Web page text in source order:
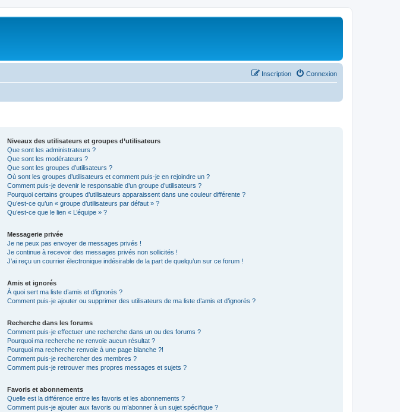
Connexion
Inscription
Niveaux des utilisateurs et groupes d’utilisateurs
Que sont les administrateurs ?
Que sont les modérateurs ?
Que sont les groupes d’utilisateurs ?
Où sont les groupes d’utilisateurs et comment puis-je en rejoindre un ?
Comment puis-je devenir le responsable d’un groupe d’utilisateurs ?
Pourquoi certains groupes d’utilisateurs apparaissent dans une couleur différente ?
Qu’est-ce qu’un « groupe d’utilisateurs par défaut » ?
Qu’est-ce que le lien « L’équipe » ?
Messagerie privée
Je ne peux pas envoyer de messages privés !
Je continue à recevoir des messages privés non sollicités !
J’ai reçu un courrier électronique indésirable de la part de quelqu’un sur ce forum !
Amis et ignorés
À quoi sert ma liste d’amis et d’ignorés ?
Comment puis-je ajouter ou supprimer des utilisateurs de ma liste d’amis et d’ignorés ?
Recherche dans les forums
Comment puis-je effectuer une recherche dans un ou des forums ?
Pourquoi ma recherche ne renvoie aucun résultat ?
Pourquoi ma recherche renvoie à une page blanche ?!
Comment puis-je rechercher des membres ?
Comment puis-je retrouver mes propres messages et sujets ?
Favoris et abonnements
Quelle est la différence entre les favoris et les abonnements ?
Comment puis-je ajouter aux favoris ou m’abonner à un sujet spécifique ?